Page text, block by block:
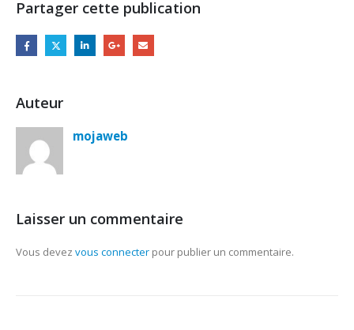
Partager cette publication
Auteur
mojaweb
Laisser un commentaire
Vous devez vous connecter pour publier un commentaire.